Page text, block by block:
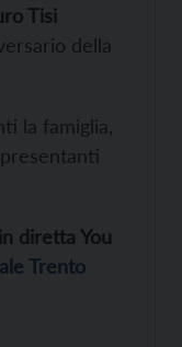
Tisi
della
la famiglia,
in diretta You
Trento